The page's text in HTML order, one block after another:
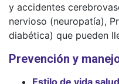
y accidentes
nervioso (neuropatía),
diabética) que pueden
Prevención y
Estilo de vida